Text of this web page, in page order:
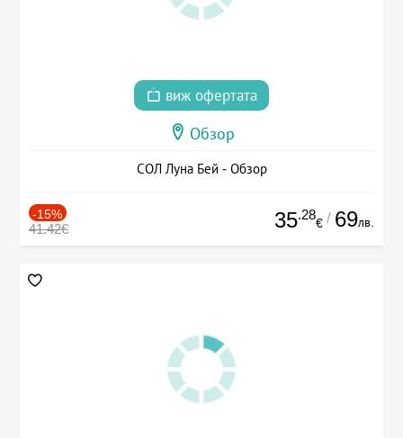
виж офертата
Обзор
СОЛ Луна Бей - Обзор
-15%
41.42€ 35.28
€ / 69лв.